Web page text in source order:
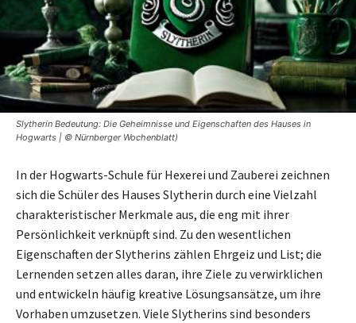
Slytherin Bedeutung: Die Geheimnisse und Eigenschaften des Hauses in
Hogwarts | © Nürnberger Wochenblatt)
In der Hogwarts-Schule für Hexerei und Zauberei zeichnen
sich die Schüler des Hauses Slytherin durch eine Vielzahl
charakteristischer Merkmale aus, die eng mit ihrer
Persönlichkeit verknüpft sind. Zu den wesentlichen
Eigenschaften der Slytherins zählen Ehrgeiz und List; die
Lernenden setzen alles daran, ihre Ziele zu verwirklichen
und entwickeln häufig kreative Lösungsansätze, um ihre
Vorhaben umzusetzen. Viele Slytherins sind besonders